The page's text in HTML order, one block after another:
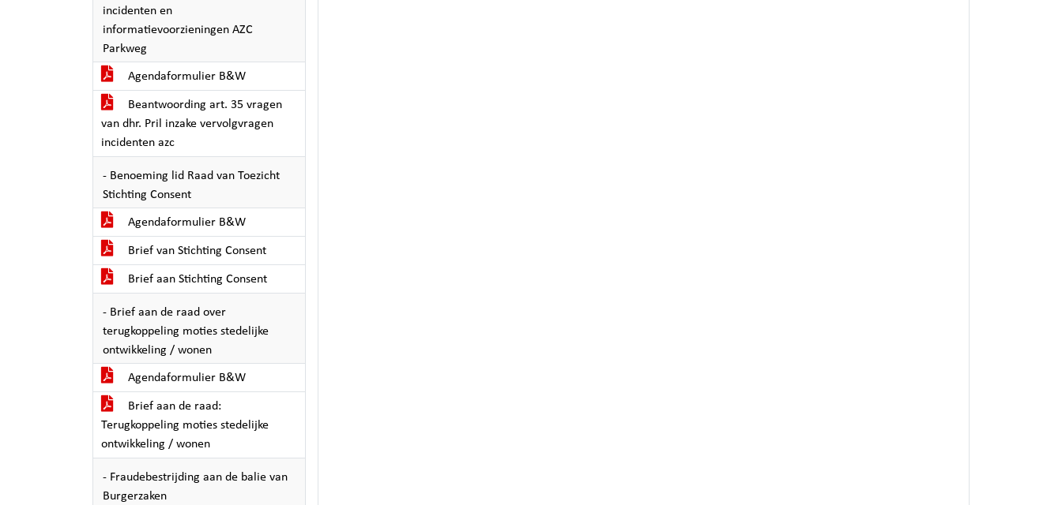
incidenten en
informatievoorzieningen AZC
Parkweg
Agendaformulier B&W
Beantwoording art. 35 vragen
van dhr. Pril inzake vervolgvragen
incidenten azc
- Benoeming lid Raad van Toezicht
Stichting Consent
Agendaformulier B&W
Brief van Stichting Consent
Brief aan Stichting Consent
- Brief aan de raad over
terugkoppeling moties stedelijke
ontwikkeling / wonen
Agendaformulier B&W
Brief aan de raad:
Terugkoppeling moties stedelijke
ontwikkeling / wonen
- Fraudebestrijding aan de balie van
Burgerzaken